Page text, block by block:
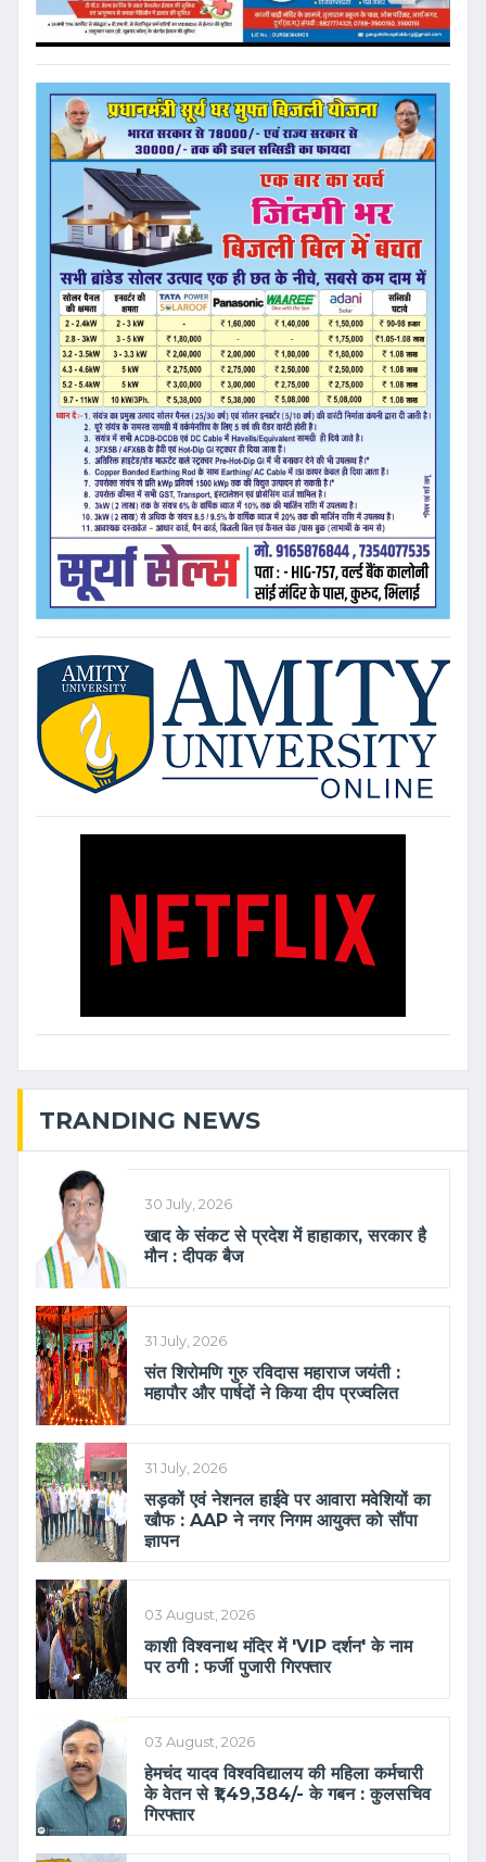
TRANDING NEWS
30 July, 2026
खाद के संकट से प्रदेश में हाहाकार, सरकार है
मौन : दीपक बैज
31 July, 2026
संत शिरोमणि गुरु रविदास महाराज जयंती :
महापौर और पार्षदों ने किया दीप प्रज्वलित
31 July, 2026
सड़कों एवं नेशनल हाईवे पर आवारा मवेशियों का
खौफ : AAP ने नगर निगम आयुक्त को सौंपा
ज्ञापन
03 August, 2026
काशी विश्वनाथ मंदिर में 'VIP दर्शन' के नाम
पर ठगी : फर्जी पुजारी गिरफ्तार
03 August, 2026
हेमचंद यादव विश्वविद्यालय की महिला कर्मचारी
के वेतन से ₹1,49,384/- के गबन : कुलसचिव
गिरफ्तार